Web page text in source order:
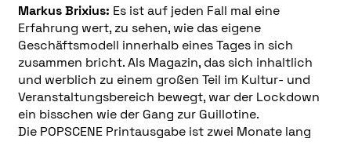
Markus Brixius: Es ist auf jeden Fall mal eine
Erfahrung wert, zu sehen, wie das eigene
Geschäftsmodell innerhalb eines Tages in sich
zusammen bricht. Als Magazin, das sich inhaltlich
und werblich zu einem großen Teil im Kultur- und
Veranstaltungsbereich bewegt, war der Lockdown
ein bisschen wie der Gang zur Guillotine.
Die POPSCENE Printausgabe ist zwei Monate lang